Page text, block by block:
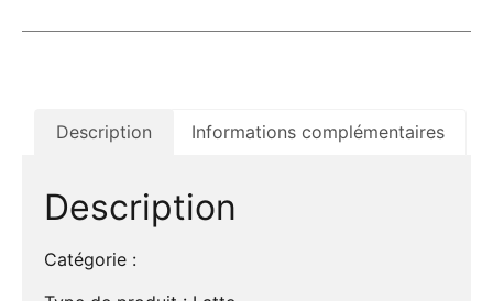
Description Informations complémentaires
Description
Catégorie :